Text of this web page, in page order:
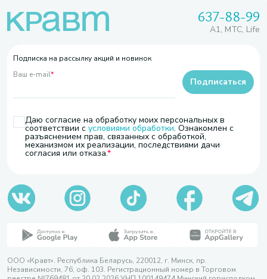
637-88-99
A1, МТС, Life
Подписка на рассылку акций и новинок
Ваш e-mail*
Даю согласие на обработку моих персональных в
соответствии с условиями обработки. Ознакомлен с
разъяснением прав, связанных с обработкой,
механизмом их реализации, последствиями дачи
согласия или отказа.
Подписаться
ООО «Кравт». Республика Беларусь, 220012, г. Минск, пр.
Независимости, 76, оф. 103. Регистрационный номер в Торговом